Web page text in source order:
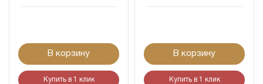
В корзину
Купить в 1 клик
В корзину
Купить в 1 клик